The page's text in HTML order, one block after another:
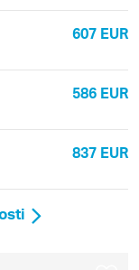
607 EUR
586 EUR
837 EUR